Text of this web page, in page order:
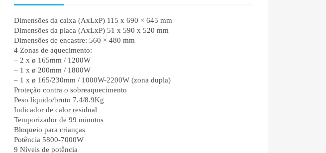
Dimensões da caixa (AxLxP) 115 x 690 × 645 mm
Dimensões da placa (AxLxP) 51 x 590 x 520 mm
Dimensões de encastre: 560 × 480 mm
4 Zonas de aquecimento:
– 2 x ø 165mm / 1200W
– 1 x ø 200mm / 1800W
– 1 x ø 165/230mm / 1000W-2200W (zona dupla)
Proteção contra o sobreaquecimento
Peso líquido/bruto 7.4/8.9Kg
Indicador de calor residual
Temporizador de 99 minutos
Bloqueio para crianças
Potência 5800-7000W
9 Níveis de potência